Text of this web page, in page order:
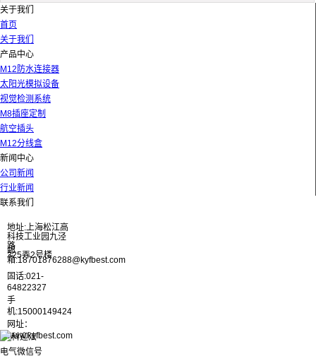
关于我们
首页
关于我们
产品中心
M12防水连接器
太阳光模拟设备
视觉检测系统
M8插座定制
航空插头
M12分线盒
新闻中心
公司新闻
行业新闻
联系我们
地址:上海松江高
科技工业园九泾
路
325弄2号楼
邮
箱:18701876288@kyfbest.com
固话:021-
64822327
手
机:15000149424
网址：
www.kyfbest.com